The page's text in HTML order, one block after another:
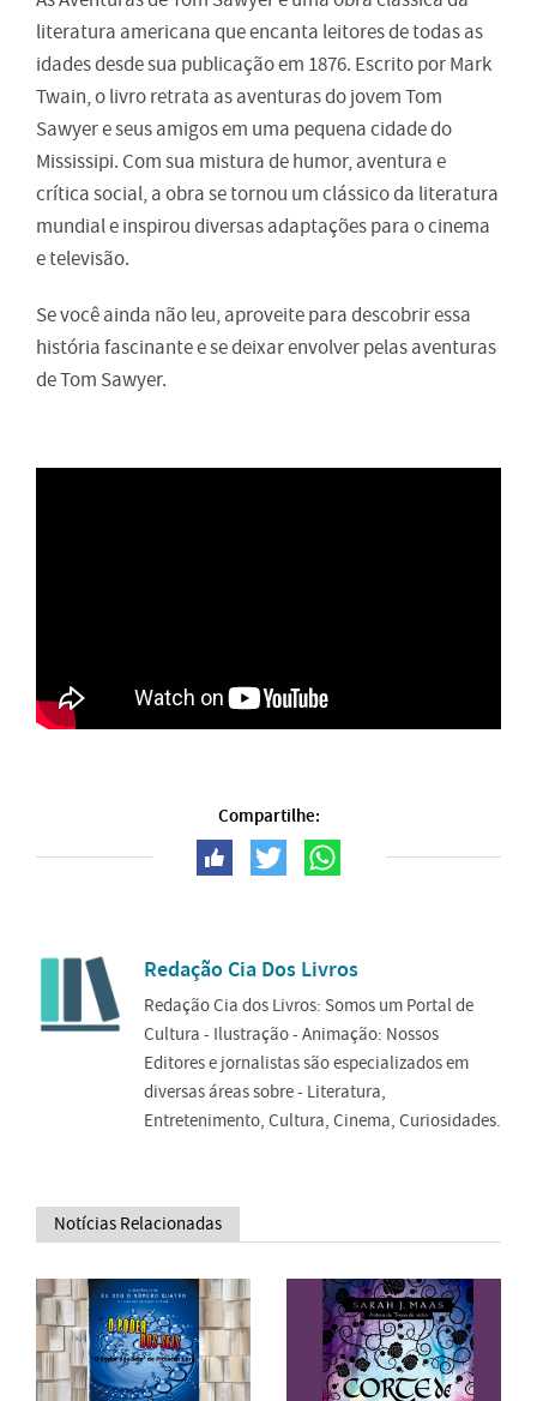
literatura americana que encanta leitores de todas as
idades desde sua publicação em 1876. Escrito por Mark
Twain, o livro retrata as aventuras do jovem Tom
Sawyer e seus amigos em uma pequena cidade do
Mississipi. Com sua mistura de humor, aventura e
crítica social, a obra se tornou um clássico da literatura
mundial e inspirou diversas adaptações para o cinema
e televisão.
Se você ainda não leu, aproveite para descobrir essa
história fascinante e se deixar envolver pelas aventuras
de Tom Sawyer.
Compartilhe:
Redação Cia Dos Livros
Redação Cia dos Livros: Somos um Portal de
Cultura - Ilustração - Animação: Nossos
Editores e jornalistas são especializados em
diversas áreas sobre - Literatura,
Entretenimento, Cultura, Cinema, Curiosidades.
Notícias Relacionadas